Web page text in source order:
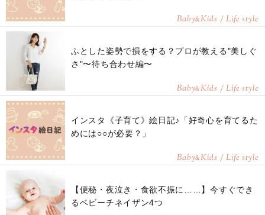
Baby&Kids / Life style
ふとした姿勢で損をする？プロが教える"美しぐ
さ"〜待ち合わせ編〜
Baby&Kids / Life style
インスタ《子育て》絵日記♪「好奇心を育てるた
めには○○が必要？」
Baby&Kids / Life style
【便秘・夜泣き・食欲不振に……】今すぐでき
るベビーチネイザン4つ